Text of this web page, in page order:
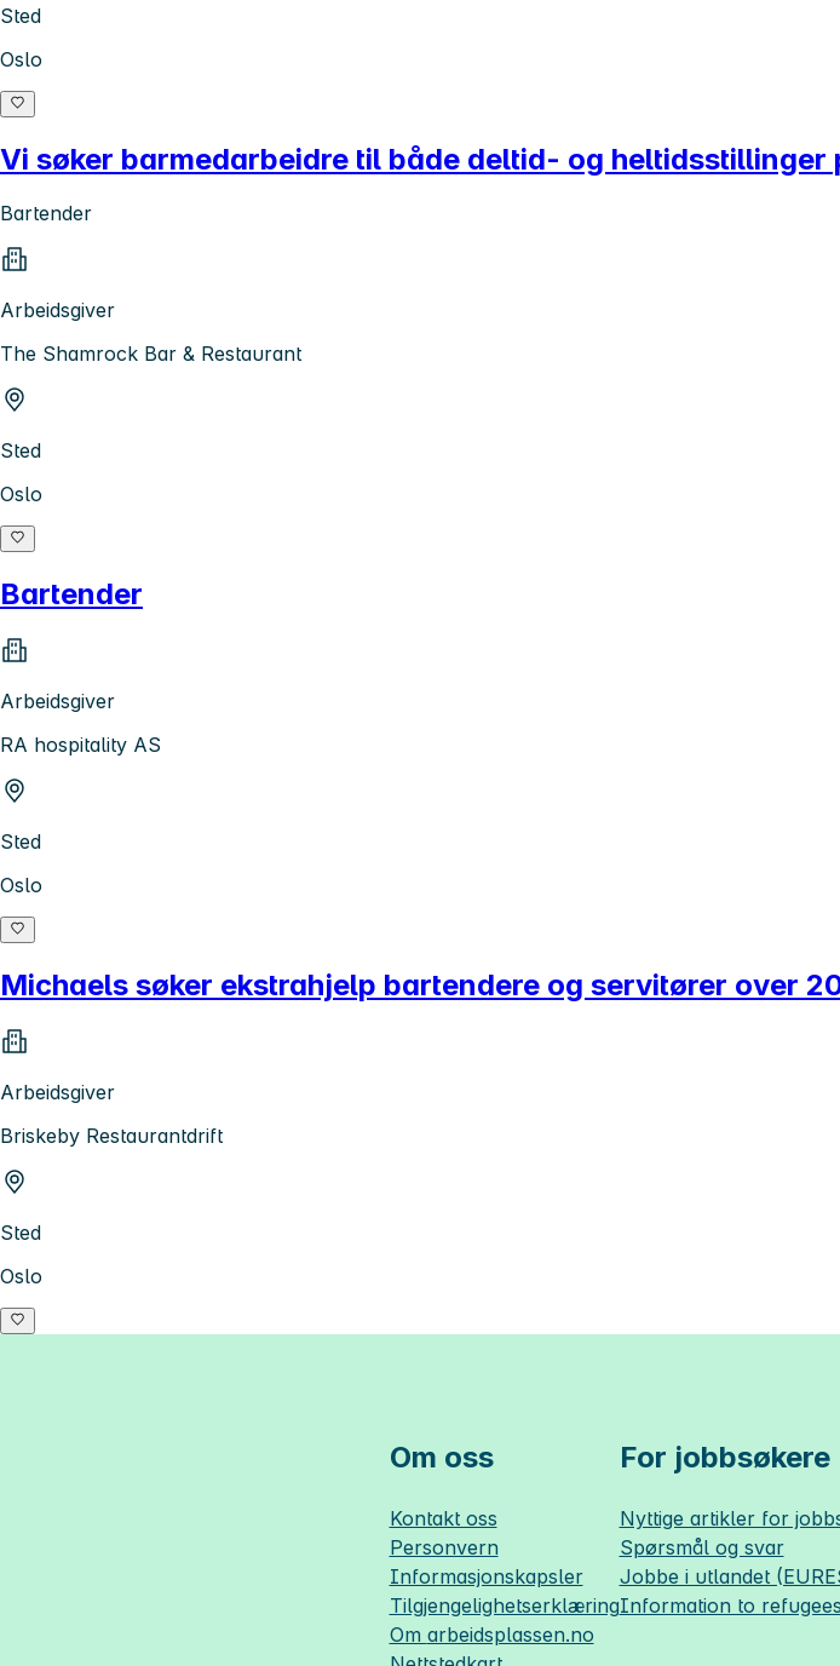
Sted
Oslo
Vi søker barmedarbeidre til både deltid- og heltidsstillinger
Bartender
Arbeidsgiver
The Shamrock Bar & Restaurant
Sted
Oslo
Bartender
Arbeidsgiver
RA hospitality AS
Sted
Oslo
Michaels søker ekstrahjelp bartendere og servitører over
Arbeidsgiver
Briskeby Restaurantdrift
Sted
Oslo
Om oss
Kontakt oss
Personvern
Informasjonskapsler
Tilgjengelighetserklæring
Om arbeidsplassen.no
For jobbsøkere
Nyttige artikler for
Spørsmål og svar
Jobbe i utlandet
Information to